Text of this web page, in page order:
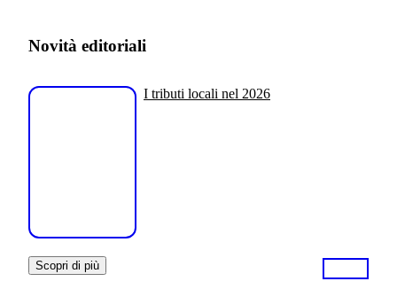
Novità editoriali
I tributi locali nel 2026
Scopri di più